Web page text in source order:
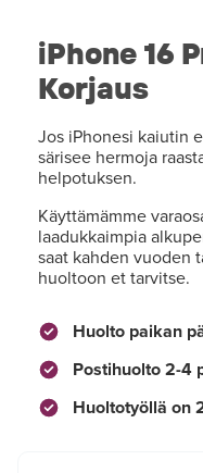
iPhone 16
Korjaus
Jos iPhonesi kaiutin
särisee hermoja
helpotuksen.
Käyttämämme
laadukkaimpia
saat kahden vuoden
huoltoon et tarvitse.
Huolto paikan
Postihuolto 2-4
Huoltotyöllä on